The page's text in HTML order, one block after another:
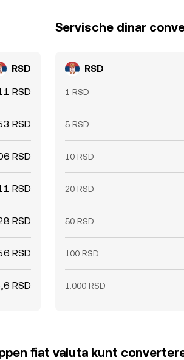
RSD
RSD
RSD
RSD
RSD
RSD
RSD
RSD
Servische dinar
RSD
1 RSD
5 RSD
10 RSD
20 RSD
50 RSD
100 RSD
1.000 RSD
fiat valuta kunt